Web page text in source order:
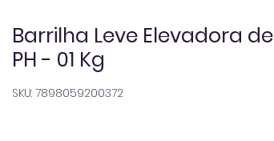
Barrilha Leve Elevadora de
PH - 01 Kg
SKU: 7898059200372